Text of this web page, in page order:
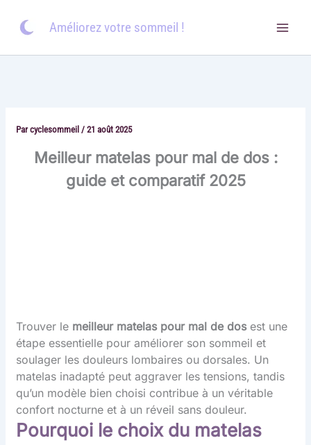
contenu
Améliorez votre sommeil !
Parcyclesommeil /21 août 2025
Meilleur matelas pour mal de dos :
guide et comparatif 2025
Trouver le meilleur matelas pour mal de dosest une
étape essentielle pour améliorer son sommeil et
soulager les douleurs lombaires ou dorsales. Un
matelas inadapté peut aggraver les tensions, tandis
qu’un modèle bien choisi contribue à un véritable
confort nocturne et à un réveil sans douleur.
Pourquoi le choix du matelas